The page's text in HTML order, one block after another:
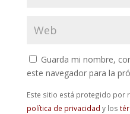
Guarda mi nombre,
este navegador para la
Este sitio está protegido por
política de privacidad y los